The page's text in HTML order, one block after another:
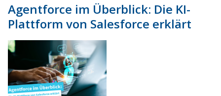
Agentforce im Überblick: Die KI-
Plattform von Salesforce erklärt